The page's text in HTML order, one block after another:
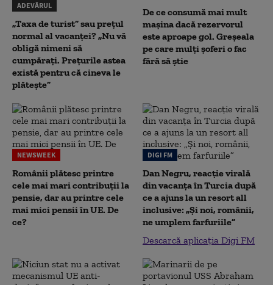
ADEVĂRUL
„Taxa de turist” sau prețul
normal al vacanței? „Nu vă
obligă nimeni să
cumpărați. Prețurile astea
există pentru că cineva le
plătește”
De ce consumă mai mult
mașina dacă rezervorul
este aproape gol. Greșeala
pe care mulți șoferi o fac
fără să știe
NEWSWEEK
Românii plătesc printre
cele mai mari contribuții la
pensie, dar au printre cele
mai mici pensii în UE. De
ce?
DIGI FM
Dan Negru, reacție virală
din vacanța în Turcia după
ce a ajuns la un resort all
inclusive: „Și noi, românii,
ne umplem farfuriile”
Descarcă aplicația Digi FM